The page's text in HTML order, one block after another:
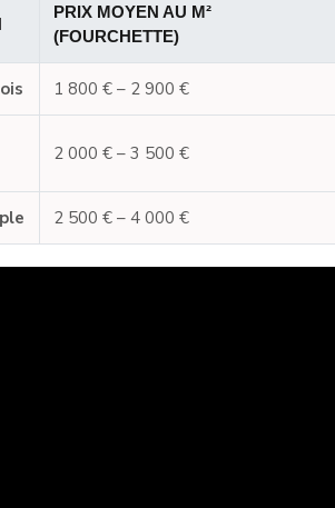
PRIX MOYEN AU M²
(FOURCHETTE)
1 800 € – 2 900 €
2 000 € – 3 500 €
2 500 € – 4 000 €